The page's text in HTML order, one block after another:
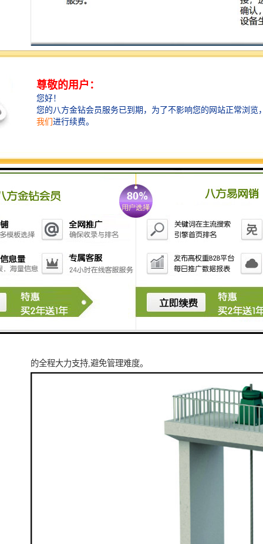
流连通断面比传统的泵闸提高1倍以上,环境友好。
项目管理：闸门、水泵等设施由同一个供应商供应,在出
的全程大力支持,避免管理难度。